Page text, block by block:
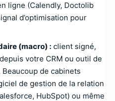
ligne (Calendly, Doctolib
d’optimisation pour
(macro) :client signé,
votre CRM ou outil de
de cabinets
de gestion de la relation
HubSpot) ou même